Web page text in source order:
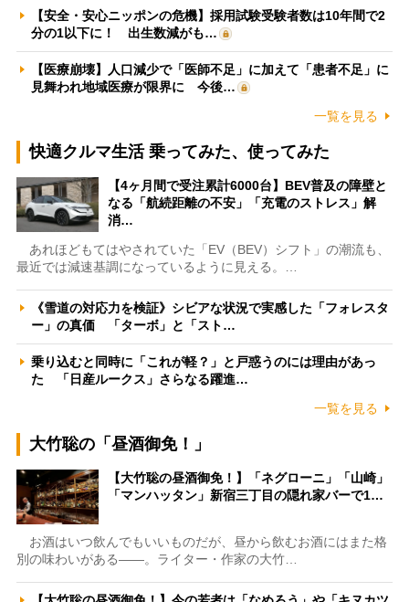
【安全・安心ニッポンの危機】採用試験受験者数は10年間で2
分の1以下に！ 出生数減がも…
【医療崩壊】人口減少で「医師不足」に加えて「患者不足」に
見舞われ地域医療が限界に 今後…
一覧を見る
快適クルマ生活 乗ってみた、使ってみた
【4ヶ月間で受注累計6000台】BEV普及の障壁と
なる「航続距離の不安」「充電のストレス」解
消…
あれほどもてはやされていた「EV（BEV）シフト」の潮流も、
最近では減速基調になっているように見える。…
《雪道の対応力を検証》シビアな状況で実感した「フォレスタ
ー」の真価 「ターボ」と「スト…
乗り込むと同時に「これが軽？」と戸惑うのには理由があっ
た 「日産ルークス」さらなる躍進…
一覧を見る
大竹聡の「昼酒御免！」
【大竹聡の昼酒御免！】「ネグローニ」「山崎」
「マンハッタン」新宿三丁目の隠れ家バーで1…
お酒はいつ飲んでもいいものだが、昼から飲むお酒にはまた格
別の味わいがある――。ライター・作家の大竹…